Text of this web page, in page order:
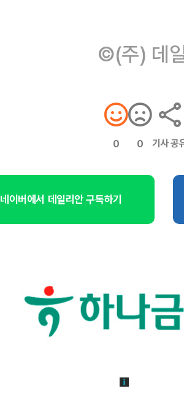
©(주) 데
0 0 기사 공
네이버에서 데일리안 구독하기